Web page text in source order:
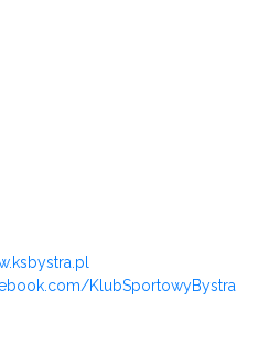
KlubSportowyBystra